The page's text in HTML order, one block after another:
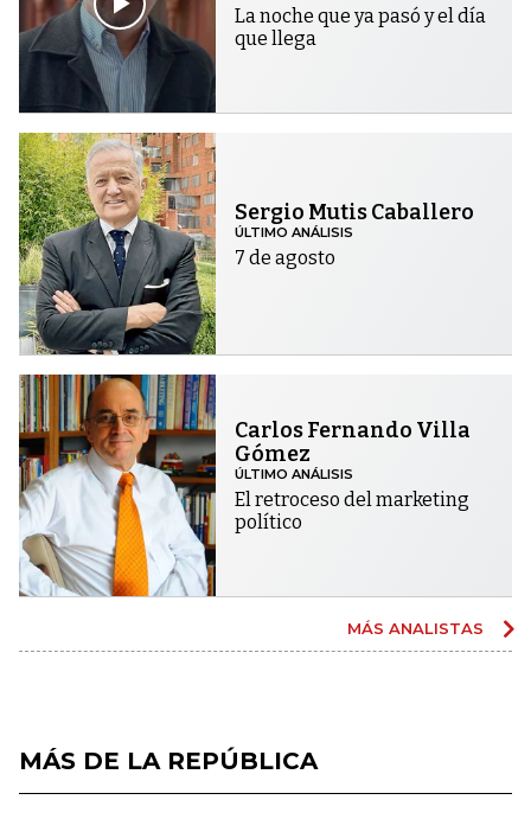
La noche que ya pasó y el día
que llega
Sergio Mutis Caballero
ÚLTIMO ANÁLISIS
7 de agosto
Carlos Fernando Villa
Gómez
ÚLTIMO ANÁLISIS
El retroceso del marketing
político
MÁS ANALISTAS
MÁS DE LA REPÚBLICA